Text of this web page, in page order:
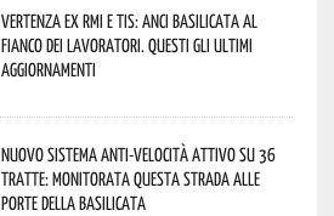
Vertenza ex RMI e TIS: ANCI Basilicata al
fianco dei lavoratori. Questi gli ultimi
aggiornamenti
Nuovo sistema anti-velocità attivo su 36
tratte: monitorata questa strada alle
porte della Basilicata